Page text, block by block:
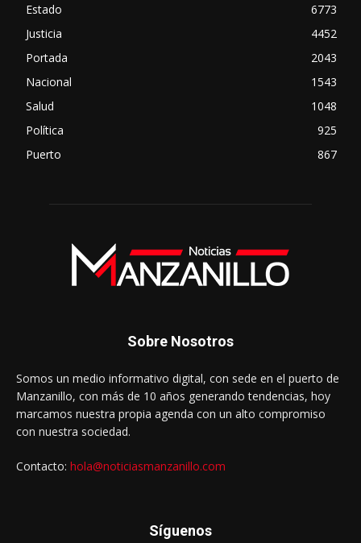
Estado
6773
Justicia
4452
Portada
2043
Nacional
1543
Salud
1048
Política
925
Puerto
867
Sobre Nosotros
Somos un medio informativo digital, con sede en el puerto de
Manzanillo, con más de 10 años generando tendencias, hoy
marcamos nuestra propia agenda con un alto compromiso
con nuestra sociedad.
Contacto: hola@noticiasmanzanillo.com
Síguenos